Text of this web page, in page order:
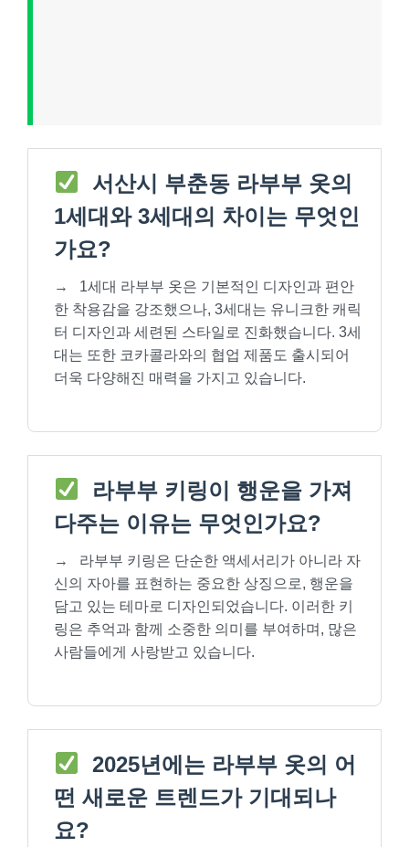
서산시 부춘동 라부부 옷의
1세대와 3세대의 차이는 무엇인
가요?
→
1세대 라부부 옷은 기본적인 디자인과 편안
한 착용감을 강조했으나, 3세대는 유니크한 캐릭
터 디자인과 세련된 스타일로 진화했습니다. 3세
대는 또한 코카콜라와의 협업 제품도 출시되어
더욱 다양해진 매력을 가지고 있습니다.
라부부 키링이 행운을 가져
다주는 이유는 무엇인가요?
→
라부부 키링은 단순한 액세서리가 아니라 자
신의 자아를 표현하는 중요한 상징으로, 행운을
담고 있는 테마로 디자인되었습니다. 이러한 키
링은 추억과 함께 소중한 의미를 부여하며, 많은
사람들에게 사랑받고 있습니다.
2025년에는 라부부 옷의 어
떤 새로운 트렌드가 기대되나
요?